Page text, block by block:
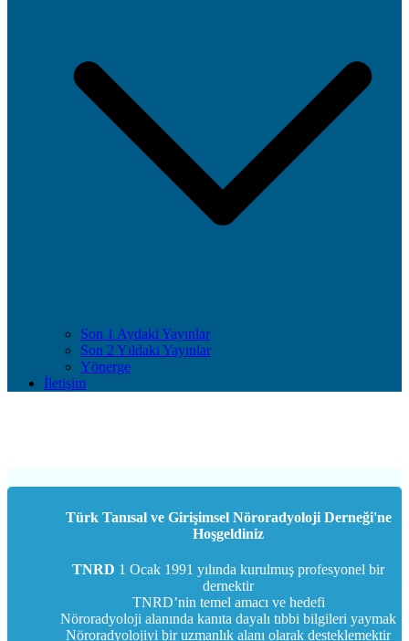
Son 1 Aydaki Yayınlar
Son 2 Yıldaki Yayınlar
Yönerge
İletişim
Türk Tanısal ve Girişimsel Nöroradyoloji Derneği'ne
Hoşgeldiniz
TNRD 1 Ocak 1991 yılında kurulmuş profesyonel bir
dernektir
TNRD’nin temel amacı ve hedefi
Nöroradyoloji alanında kanıta dayalı tıbbi bilgileri yaymak
Nöroradyolojiyi bir uzmanlık alanı olarak desteklemektir